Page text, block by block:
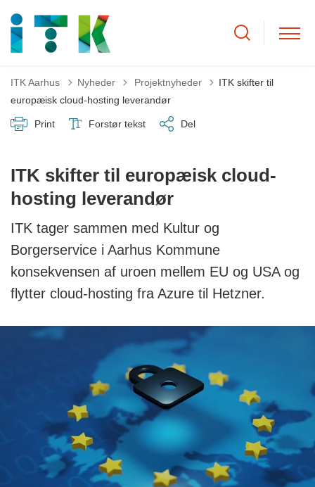
ITK Aarhus Nyheder Tilbage til
Projektnyheder
ITK skifter til
europæisk cloud-hosting leverandør
Print Forstør tekst Del
ITK skifter til europæisk cloud-
hosting leverandør
ITK tager sammen med Kultur og
Borgerservice i Aarhus Kommune
konsekvensen af uroen mellem EU og USA og
flytter cloud-hosting fra Azure til Hetzner.